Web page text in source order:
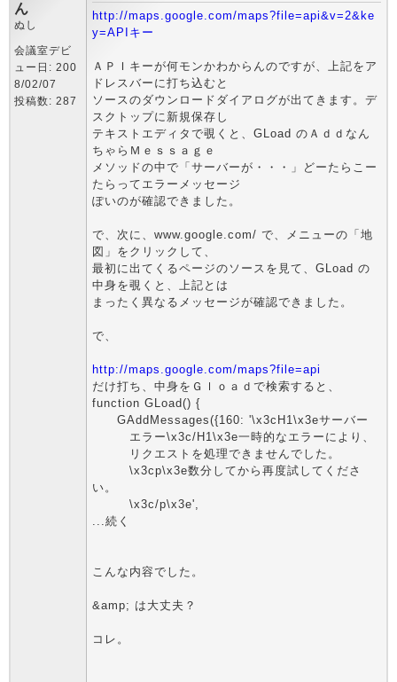
ん
ぬし
会議室デビ
ュー日: 200
8/02/07
投稿数: 287
http://maps.google.com/maps?file=api&v=2&ke
y=APIキー
ＡＰＩキーが何モンかわからんのですが、上記をア
ドレスバーに打ち込むと
ソースのダウンロードダイアログが出てきます。デ
スクトップに新規保存し
テキストエディタで覗くと、GLoad のＡｄｄなん
ちゃらＭｅｓｓａｇｅ
メソッドの中で「サーバーが・・・」どーたらこー
たらってエラーメッセージ
ぽいのが確認できました。
で、次に、www.google.com/ で、メニューの「地
図」をクリックして、
最初に出てくるページのソースを見て、GLoad の
中身を覗くと、上記とは
まったく異なるメッセージが確認できました。
で、
http://maps.google.com/maps?file=api
だけ打ち、中身をＧｌｏａｄで検索すると、
function GLoad() {
GAddMessages({160: '\x3cH1\x3eサーバー
エラー\x3c/H1\x3e一時的なエラーにより、
リクエストを処理できませんでした。
\x3cp\x3e数分してから再度試してくださ
い。
\x3c/p\x3e',
...続く
こんな内容でした。
&amp; は大丈夫？
コレ。